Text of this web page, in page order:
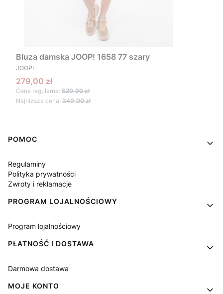
Bluza damska JOOP! 1658 77 szary
PRODUCENT
JOOP!
Cena promocyjna
279,00 zł
Cena regularna: 529,90 zł
Najniższa cena: 349,00 zł
Linki w stopce
POMOC
Regulaminy
Polityka prywatności
Zwroty i reklamacje
PROGRAM LOJALNOŚCIOWY
Program lojalnościowy
PŁATNOŚĆ I DOSTAWA
Darmowa dostawa
MOJE KONTO